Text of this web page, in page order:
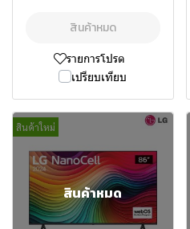
สินค้าหมด
รายการโปรด
เปรียบเทียบ
สินค้าใหม่
สินค้าหมด